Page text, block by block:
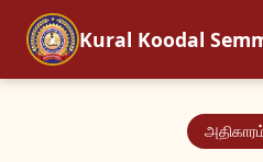
Kural Koodal